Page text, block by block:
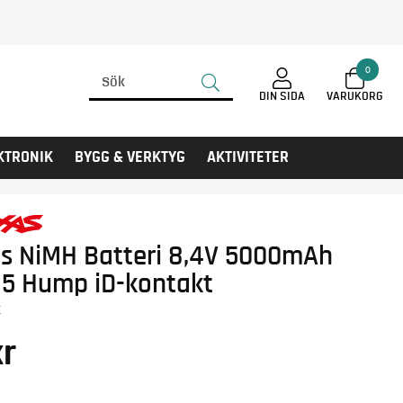
0
DIN SIDA
BYGG & VERKTYG AKTIVITETER
NiMH Batteri 8,4V 5000mAh
Hump iD-kontakt